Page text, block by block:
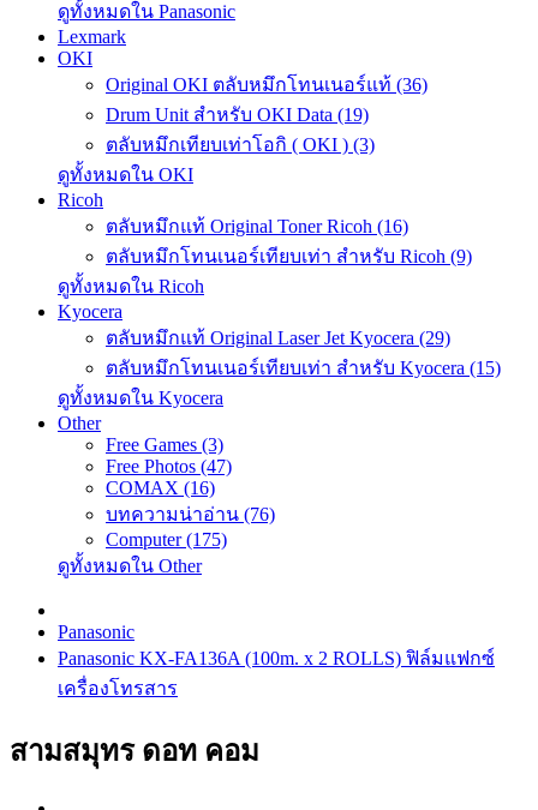
ดูทั้งหมดใน Panasonic
Lexmark
OKI
Original OKI ตลับหมึกโทนเนอร์แท้ (36)
Drum Unit สำหรับ OKI Data (19)
ตลับหมึกเทียบเท่าโอกิ ( OKI ) (3)
ดูทั้งหมดใน OKI
Ricoh
ตลับหมึกแท้ Original Toner Ricoh (16)
ตลับหมึกโทนเนอร์เทียบเท่า สำหรับ Ricoh (9)
ดูทั้งหมดใน Ricoh
Kyocera
ตลับหมึกแท้ Original Laser Jet Kyocera (29)
ตลับหมึกโทนเนอร์เทียบเท่า สำหรับ Kyocera (15)
ดูทั้งหมดใน Kyocera
Other
Free Games (3)
Free Photos (47)
COMAX (16)
บทความน่าอ่าน (76)
Computer (175)
ดูทั้งหมดใน Other
Panasonic
Panasonic KX-FA136A (100m. x 2 ROLLS) ฟิล์มแฟกซ์
เครื่องโทรสาร
สามสมุทร ดอท คอม